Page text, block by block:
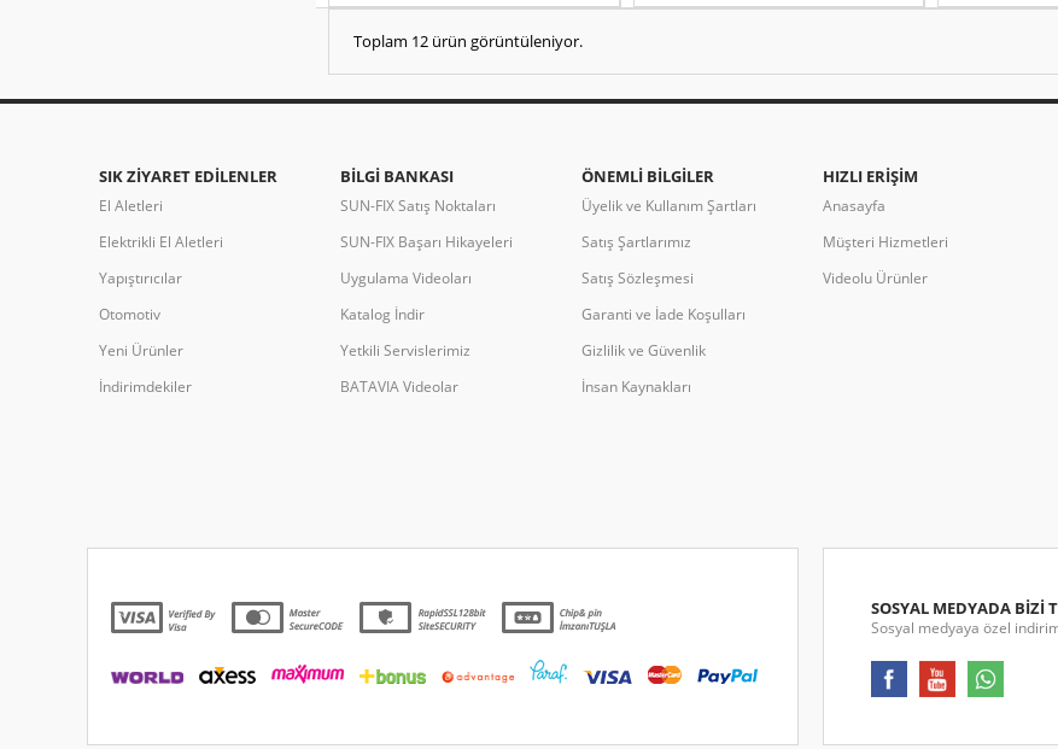
Toplam 12 ürün görüntüleniyor.
SIK ZIYARET EDILENLER
El Aletleri
Elektrikli El Aletleri
Yapıştırıcılar
Otomotiv
Yeni Ürünler
İndirimdekiler
BILGI BANKASI
SUN-FIX Satış Noktaları
SUN-FIX Başarı Hikayeleri
Uygulama Videoları
Katalog İndir
Yetkili Servislerimiz
BATAVIA Videolar
ÖNEMLI BILGILER
Üyelik ve Kullanım Şartları
Satış Şartlarımız
Satış Sözleşmesi
Garanti ve İade Koşulları
Gizlilik ve Güvenlik
İnsan Kaynakları
HIZLI ERIŞIM
Anasayfa
Müşteri Hizmetleri
Videolu Ürünler
SOSYAL MEDYADA BİZİ
Sosyal medyaya özel